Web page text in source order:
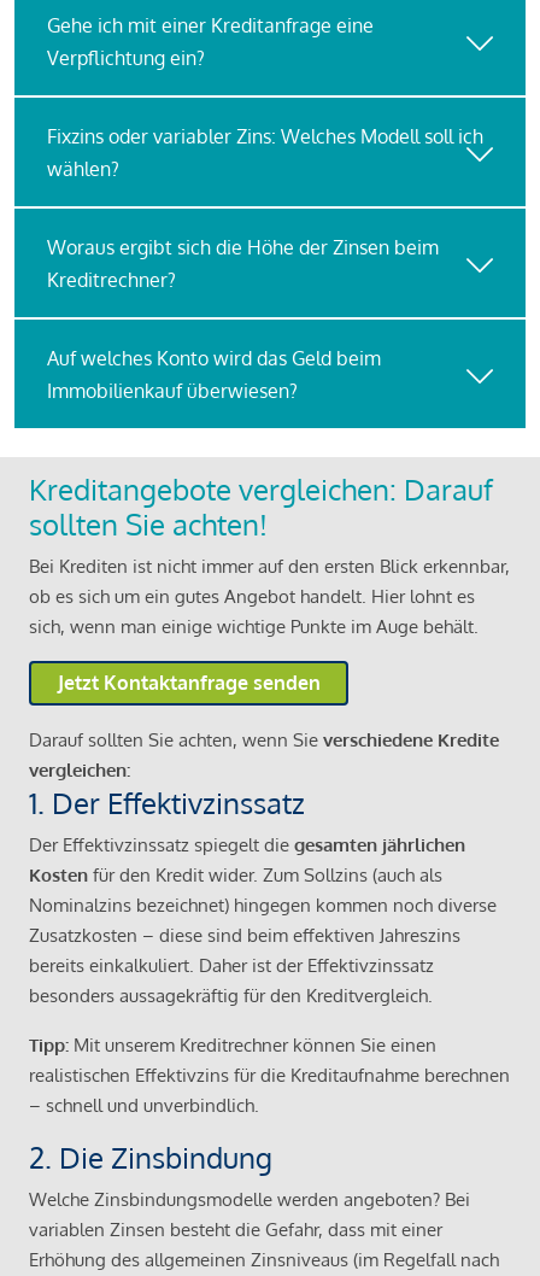
Gehe ich mit einer Kreditanfrage eine
Verpflichtung ein?
Fixzins oder variabler Zins: Welches Modell soll ich
wählen?
Woraus ergibt sich die Höhe der Zinsen beim
Kreditrechner?
Auf welches Konto wird das Geld beim
Immobilienkauf überwiesen?
Kreditangebote vergleichen: Darauf
sollten Sie achten!
Bei Krediten ist nicht immer auf den ersten Blick erkennbar,
ob es sich um ein gutes Angebot handelt. Hier lohnt es
sich, wenn man einige wichtige Punkte im Auge behält.
Jetzt Kontaktanfrage senden
Darauf sollten Sie achten, wenn Sie verschiedene Kredite
vergleichen:
1. Der Effektivzinssatz
Der Effektivzinssatz spiegelt die gesamten jährlichen
Kosten für den Kredit wider. Zum Sollzins (auch als
Nominalzins bezeichnet) hingegen kommen noch diverse
Zusatzkosten – diese sind beim effektiven Jahreszins
bereits einkalkuliert. Daher ist der Effektivzinssatz
besonders aussagekräftig für den Kreditvergleich.
Tipp: Mit unserem Kreditrechner können Sie einen
realistischen Effektivzins für die Kreditaufnahme berechnen
– schnell und unverbindlich.
2. Die Zinsbindung
Welche Zinsbindungsmodelle werden angeboten? Bei
variablen Zinsen besteht die Gefahr, dass mit einer
Erhöhung des allgemeinen Zinsniveaus (im Regelfall nach